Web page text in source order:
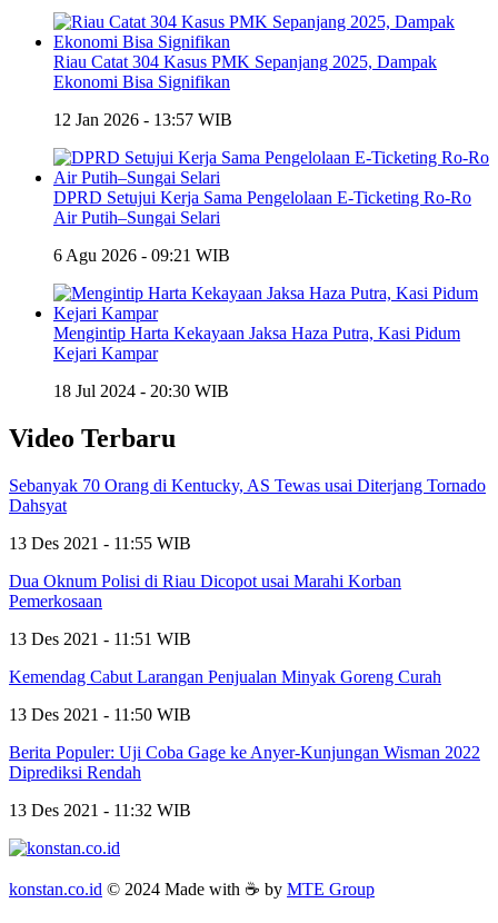
Riau Catat 304 Kasus PMK Sepanjang 2025, Dampak
Ekonomi Bisa Signifikan
12 Jan 2026 - 13:57 WIB
DPRD Setujui Kerja Sama Pengelolaan E-Ticketing Ro-Ro
Air Putih–Sungai Selari
6 Agu 2026 - 09:21 WIB
Mengintip Harta Kekayaan Jaksa Haza Putra, Kasi Pidum
Kejari Kampar
18 Jul 2024 - 20:30 WIB
Video Terbaru
Sebanyak 70 Orang di Kentucky, AS Tewas usai Diterjang Tornado
Dahsyat
13 Des 2021 - 11:55 WIB
Dua Oknum Polisi di Riau Dicopot usai Marahi Korban
Pemerkosaan
13 Des 2021 - 11:51 WIB
Kemendag Cabut Larangan Penjualan Minyak Goreng Curah
13 Des 2021 - 11:50 WIB
Berita Populer: Uji Coba Gage ke Anyer-Kunjungan Wisman 2022
Diprediksi Rendah
13 Des 2021 - 11:32 WIB
konstan.co.id © 2024 Made with ☕ by MTE Group